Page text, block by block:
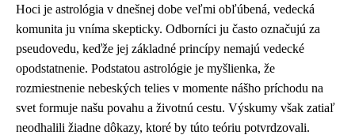
Hoci je astrológia v dnešnej dobe veľmi obľúbená, vedecká
komunita ju vníma skepticky. Odborníci ju často označujú za
pseudovedu, keďže jej základné princípy nemajú vedecké
opodstatnenie. Podstatou astrológie je myšlienka, že
rozmiestnenie nebeských telies v momente nášho príchodu na
svet formuje našu povahu a životnú cestu. Výskumy však zatiaľ
neodhalili žiadne dôkazy, ktoré by túto teóriu potvrdzovali.